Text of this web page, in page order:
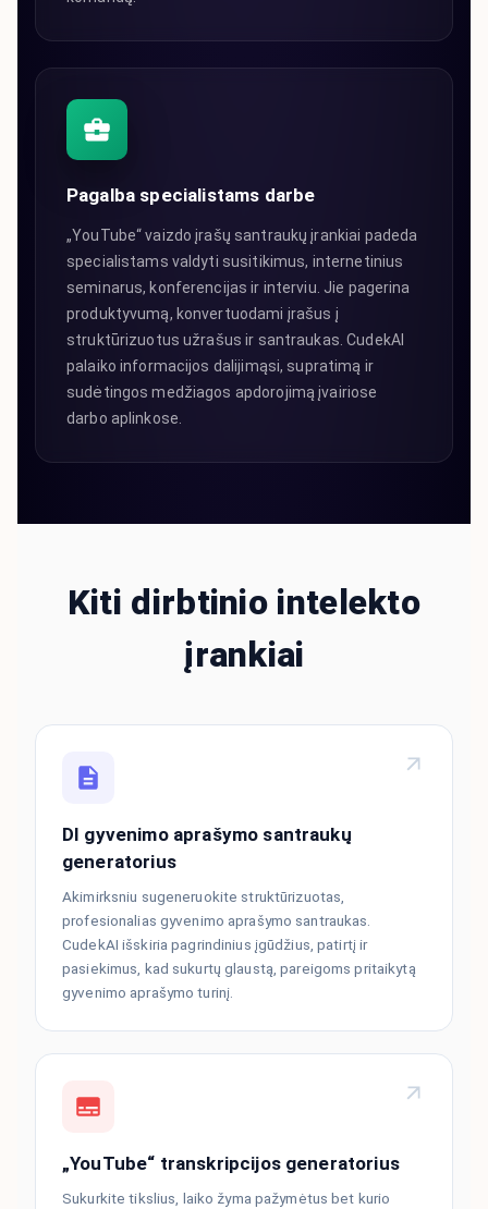
Pagalba specialistams darbe
„YouTube“ vaizdo įrašų santraukų įrankiai padeda
specialistams valdyti susitikimus, internetinius
seminarus, konferencijas ir interviu. Jie pagerina
produktyvumą, konvertuodami įrašus į
struktūrizuotus užrašus ir santraukas. CudekAI
palaiko informacijos dalijimąsi, supratimą ir
sudėtingos medžiagos apdorojimą įvairiose
darbo aplinkose.
Kiti dirbtinio intelekto
įrankiai
DI gyvenimo aprašymo santraukų
generatorius
Akimirksniu sugeneruokite struktūrizuotas,
profesionalias gyvenimo aprašymo santraukas.
CudekAI išskiria pagrindinius įgūdžius, patirtį ir
pasiekimus, kad sukurtų glaustą, pareigoms pritaikytą
gyvenimo aprašymo turinį.
„YouTube“ transkripcijos generatorius
Sukurkite tikslius, laiko žyma pažymėtus bet kurio